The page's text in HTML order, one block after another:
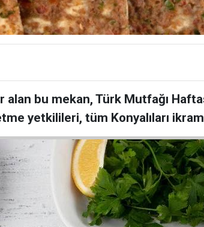
bu mekan, Türk Mutfağı
yetkilileri, tüm Konyalıları